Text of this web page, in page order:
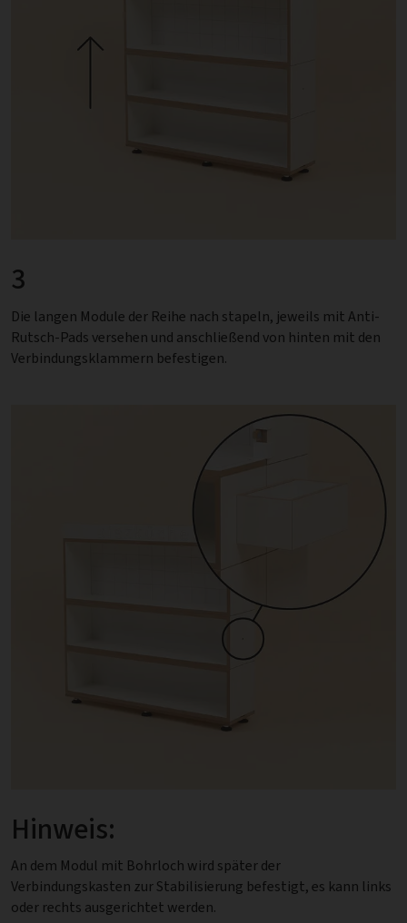
3
Die langen Module der Reihe nach stapeln, jeweils mit Anti-
Rutsch-Pads versehen und anschließend von hinten mit den
Verbindungsklammern befestigen.
Hinweis:
An dem Modul mit Bohrloch wird später der
Verbindungskasten zur Stabilisierung befestigt, es kann links
oder rechts ausgerichtet werden.